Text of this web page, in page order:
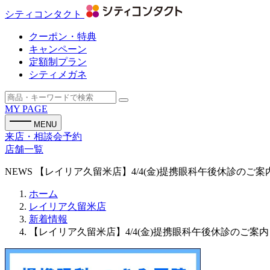
シティコンタクト
クーポン・特典
キャンペーン
定額制プラン
シティメガネ
MY PAGE
MENU
来店・相談会予約
店舗一覧
NEWS 【レイリア久留米店】4/4(金)提携眼科午後休診のご案
ホーム
レイリア久留米店
新着情報
【レイリア久留米店】4/4(金)提携眼科午後休診のご案内